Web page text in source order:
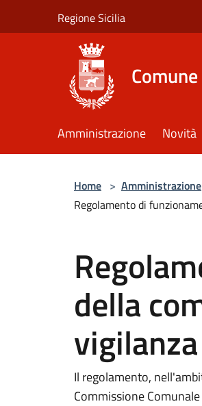
Regione Sicilia
Amministrazione Novità
Home > Amministrazione
Regolamento di
della
Il regolamento,
Commissione